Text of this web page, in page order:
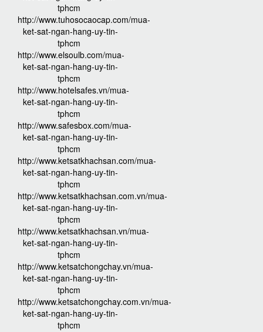
tphcm
http://www.tuhosocaocap.com/mua-
ket-sat-ngan-hang-uy-tin-
tphcm
http://www.elsoulb.com/mua-
ket-sat-ngan-hang-uy-tin-
tphcm
http://www.hotelsafes.vn/mua-
ket-sat-ngan-hang-uy-tin-
tphcm
http://www.safesbox.com/mua-
ket-sat-ngan-hang-uy-tin-
tphcm
http://www.ketsatkhachsan.com/mua-
ket-sat-ngan-hang-uy-tin-
tphcm
http://www.ketsatkhachsan.com.vn/mua-
ket-sat-ngan-hang-uy-tin-
tphcm
http://www.ketsatkhachsan.vn/mua-
ket-sat-ngan-hang-uy-tin-
tphcm
http://www.ketsatchongchay.vn/mua-
ket-sat-ngan-hang-uy-tin-
tphcm
http://www.ketsatchongchay.com.vn/mua-
ket-sat-ngan-hang-uy-tin-
tphcm